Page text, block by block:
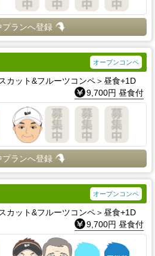
プランへ登録
オープンコンペ
カット&フルーツコンペ＞昼食+1D
9,700円 昼食付
プランへ登録
オープンコンペ
カット&フルーツコンペ＞昼食+1D
9,700円 昼食付